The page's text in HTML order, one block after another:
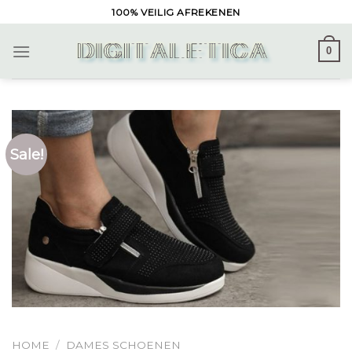
to
content
100% VEILIG AFREKENEN
0
Sale!
HOME / DAMES SCHOENEN